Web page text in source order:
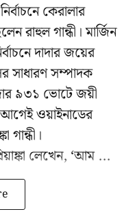
কেরালার
রাহুল গান্ধী। মার্জিন
দাদার জয়ের
সাধারণ সম্পাদক
৯৩১ ভোটে জয়ী
ওয়াইনাডের
গান্ধী।
লেখেন, ‘আম ...